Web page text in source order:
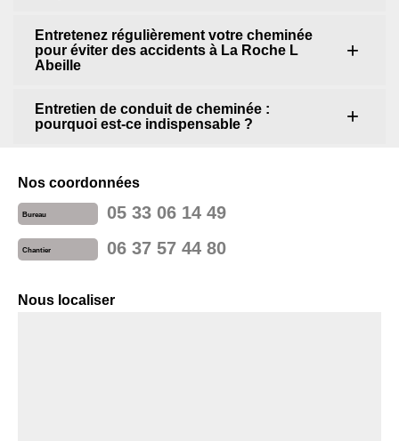
Entretenez régulièrement votre cheminée
pour éviter des accidents à La Roche L
Abeille
Entretien de conduit de cheminée :
pourquoi est-ce indispensable ?
Nos coordonnées
Bureau 05 33 06 14 49
Chantier 06 37 57 44 80
Nous localiser